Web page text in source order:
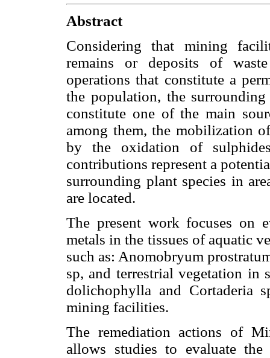
Abstract
Considering that mining
remains or deposits of
operations that constitute a
the population, the
constitute one of the main
among them, the mobilization
by the oxidation of
contributions represent a
surrounding plant species in
are located.
The present work focuses on
metals in the tissues of aquatic
such as: Anomobryum
sp, and terrestrial vegetation in
dolichophylla and Cortaderia
mining facilities.
The remediation actions of
allows studies to evaluate